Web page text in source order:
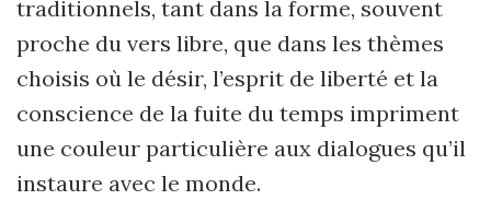
traditionnels, tant dans la forme, souvent
proche du vers libre, que dans les thèmes
choisis où le désir, l’esprit de liberté et la
conscience de la fuite du temps impriment
une couleur particulière aux dialogues qu’il
instaure avec le monde.